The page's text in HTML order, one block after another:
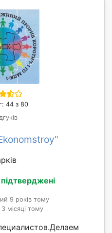
44 з 80
підтверджені
9 років тому
3 місяці тому